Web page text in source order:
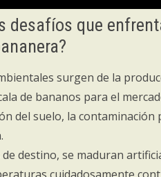
desafíos que
surgen de la
de bananos para el
del suelo, la contaminación
destino, se maduran